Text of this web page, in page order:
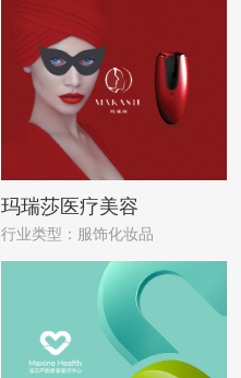
玛瑞莎医疗美容
行业类型：服饰化妆品